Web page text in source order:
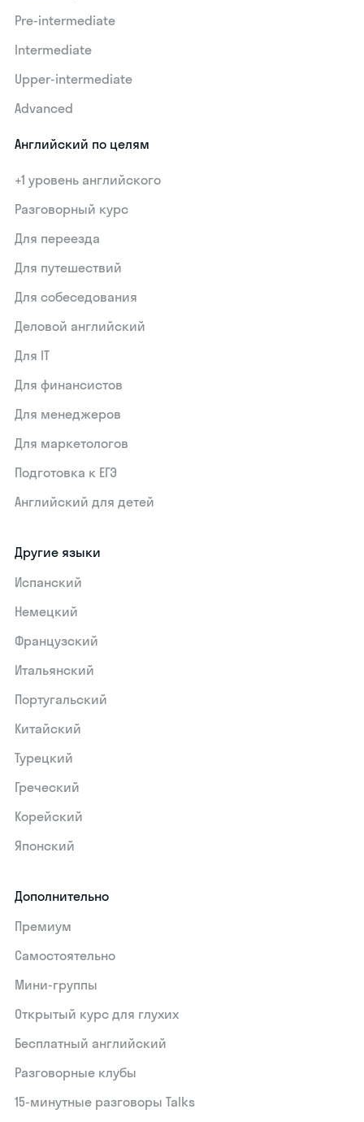
Pre-intermediate
Intermediate
Upper-intermediate
Advanced
Английский по целям
+1 уровень английского
Разговорный курс
Для переезда
Для путешествий
Для собеседования
Деловой английский
Для IT
Для финансистов
Для менеджеров
Для маркетологов
Подготовка к ЕГЭ
Английский для детей
Другие языки
Испанский
Немецкий
Французский
Итальянский
Португальский
Китайский
Турецкий
Греческий
Корейский
Японский
Дополнительно
Премиум
Самостоятельно
Мини-группы
Открытый курс для глухих
Бесплатный английский
Разговорные клубы
15‑минутные разговоры Talks